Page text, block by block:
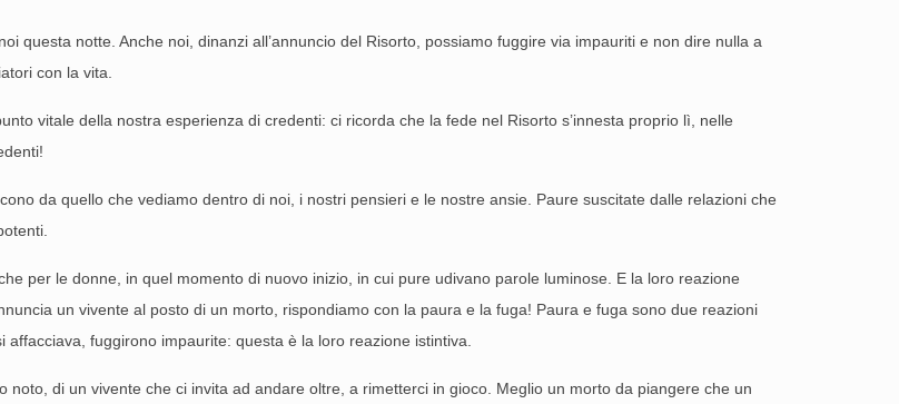
questa notte. Anche noi, dinanzi all’annuncio del Risorto, possiamo fuggire via impauriti e non dire nulla a
con la vita.
vitale della nostra esperienza di credenti: ci ricorda che la fede nel Risorto s’innesta proprio lì, nelle
da quello che vediamo dentro di noi, i nostri pensieri e le nostre ansie. Paure suscitate dalle relazioni che
per le donne, in quel momento di nuovo inizio, in cui pure udivano parole luminose. E la loro reazione
un vivente al posto di un morto, rispondiamo con la paura e la fuga! Paura e fuga sono due reazioni
fuggirono impaurite: questa è la loro reazione istintiva.
di un vivente che ci invita ad andare oltre, a rimetterci in gioco. Meglio un morto da piangere che un